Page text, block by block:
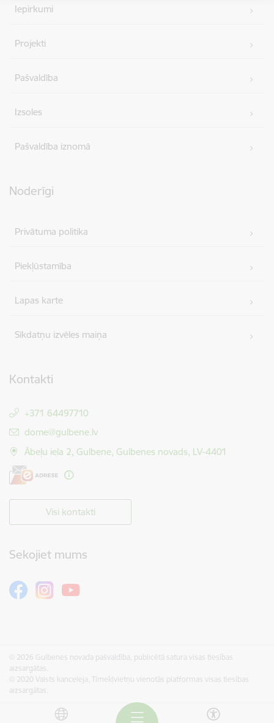
Iepirkumi
Projekti
Pašvaldība
Izsoles
Pašvaldība iznomā
Noderīgi
Privātuma politika
Piekļūstamība
Lapas karte
Sīkdatņu izvēles maiņa
Kontakti
+371 64497710
E-pasts:
dome@gulbene.lv
Ābeļu iela 2, Gulbene, Gulbenes novads, LV-4401
Visi kontakti
Sekojiet mums
© 2026 Gulbenes novada pašvaldība, publicētā satura visas tiesības
aizsargātas.
© 2020 Valsts kanceleja, Tīmekļvietņu vienotās platformas visas tiesības
aizsargātas.